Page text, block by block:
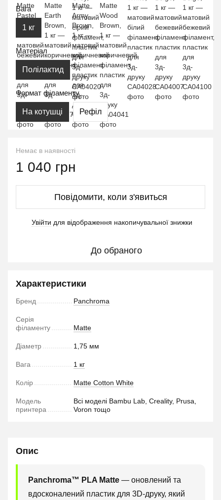
Вага
1 кг
Матеріал
Полілактид
Формат філаменту
На котушці Рефіл
Немає в наявності
1 040 грн
Повідомити, коли з'явиться
Увійти для відображення накопичувальної знижки
До обраного
Характеристики
Бренд Panchroma
Серія
філаменту
Matte
Діаметр 1,75 мм
Вага 1 кг
Колір Matte Cotton White
Модель
принтера
Всі моделі Bambu Lab, Creality, Prusa,
Voron тощо
Опис
Panchroma™ PLA Matte — оновлений та
вдосконалений пластик для 3D-друку, який